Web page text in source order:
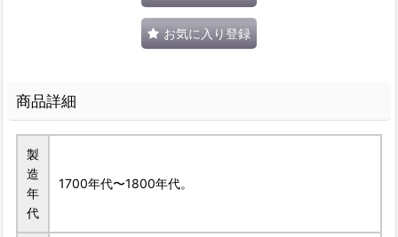
お気に入り登録
商品詳細
製
造
年
代
1700年代〜1800年代。